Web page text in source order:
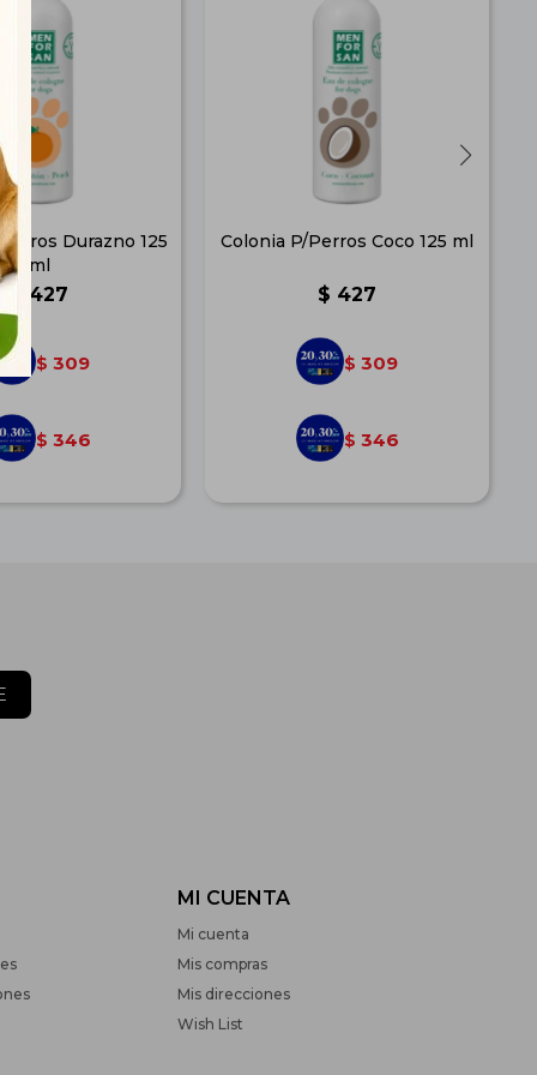
Durazno 125
ml
427
$ 309
$ 346
Colonia P/Perros Coco 125 ml
$ 427
$ 309
$ 346
MI CUENTA
Mi cuenta
Mis compras
Mis direcciones
Wish List